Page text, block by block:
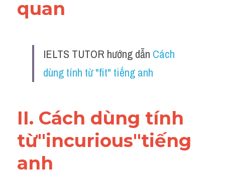
Part 2
Verb
Cấu trúc câu
Report đề thi thật IELTS GENERAL
Đề thi thật Task 1
Adv
quan
IELTS TUTOR hướng dẫn Cách
dùng tính từ "fit" tiếng anh
II. Cách dùng tính
từ"incurious"tiếng
anh